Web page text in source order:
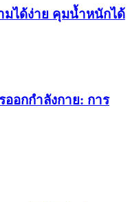
มได้ง่าย คุมน้ำหนักได้
อกกำลังกาย: การ